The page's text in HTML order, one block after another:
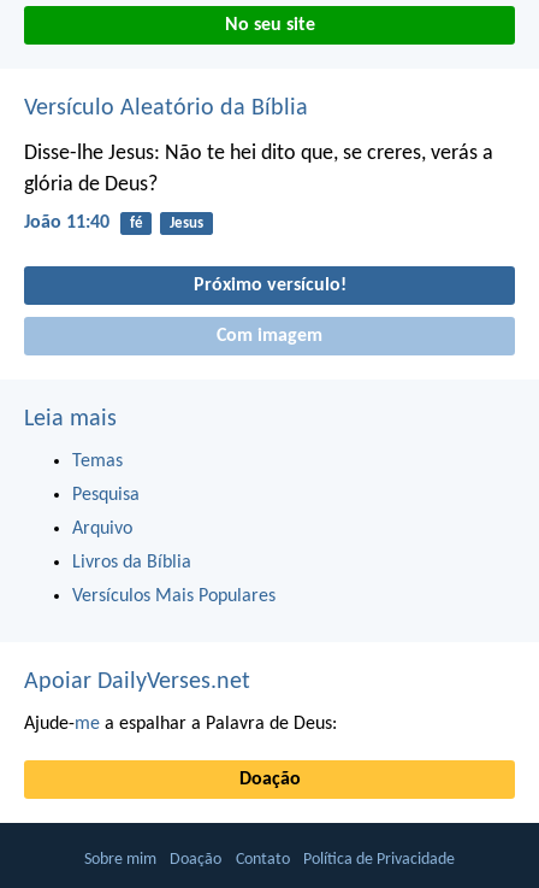
No seu site
Versículo Aleatório da Bíblia
Disse-lhe Jesus: Não te hei dito que, se creres, verás a
glória de Deus?
João 11:40 fé Jesus
Próximo versículo!
Com imagem
Leia mais
Temas
Pesquisa
Arquivo
Livros da Bíblia
Versículos Mais Populares
Apoiar DailyVerses.net
Ajude-me a espalhar a Palavra de Deus:
Doação
Sobre mim Doação Contato Política de Privacidade